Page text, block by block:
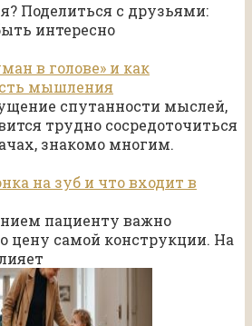
Поделиться с друзьями:
интересно
в голове» и как
мышления
спутанности мыслей,
трудно сосредоточиться
знакомо многим.
на зуб и что входит в
пациенту важно
цену самой конструкции. На